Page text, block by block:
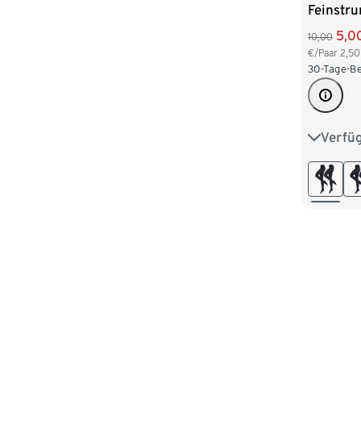
DEN,
10,00
€/Paar 2,50
30-Tage-
S 36/38
L 44/46